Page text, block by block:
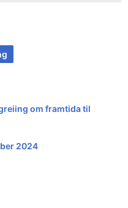
om framtida til
2024